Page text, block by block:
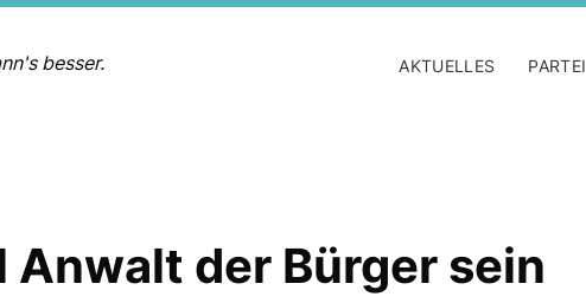
besser. AKTUELLES PARTEI
Anwalt der Bürger sein